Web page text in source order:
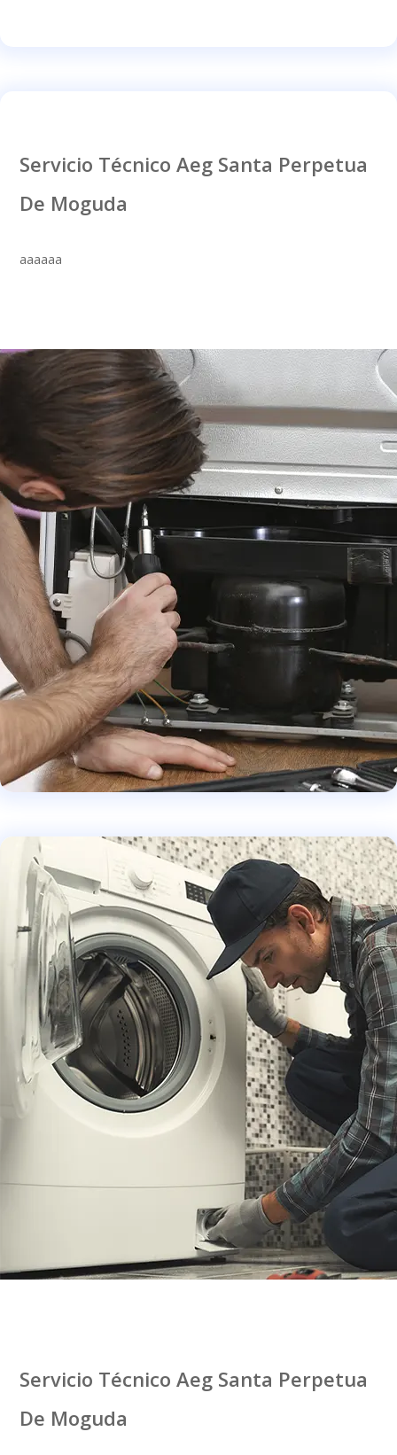
Servicio Técnico Aeg Santa Perpetua
De Moguda
aaaaaa
Servicio Técnico Aeg Santa Perpetua
De Moguda